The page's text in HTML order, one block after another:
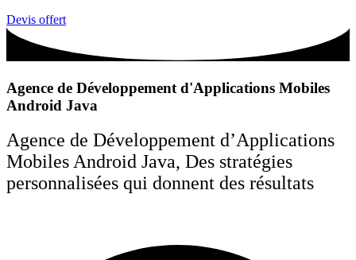
Devis offert
Agence de Développement d'Applications Mobiles
Android Java
Agence de Développement d’Applications
Mobiles Android Java, Des stratégies
personnalisées qui donnent des résultats